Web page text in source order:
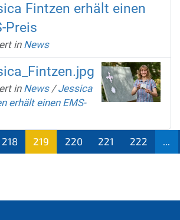
Fintzen erhält einen
Preis
in News
in News /Jessica
erhält einen EMS-
218
219
220 221 222 ...